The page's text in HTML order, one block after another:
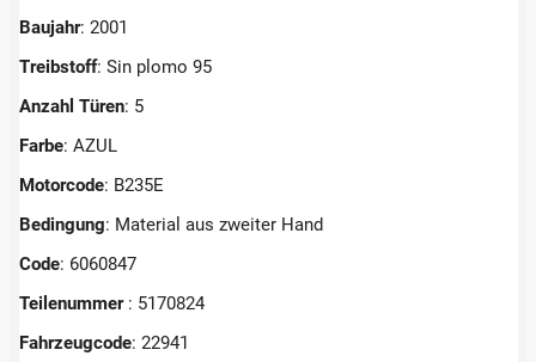
Baujahr: 2001
Treibstoff: Sin plomo 95
Anzahl Türen: 5
Farbe: AZUL
Motorcode: B235E
Bedingung: Material aus zweiter Hand
Code: 6060847
Teilenummer : 5170824
Fahrzeugcode: 22941